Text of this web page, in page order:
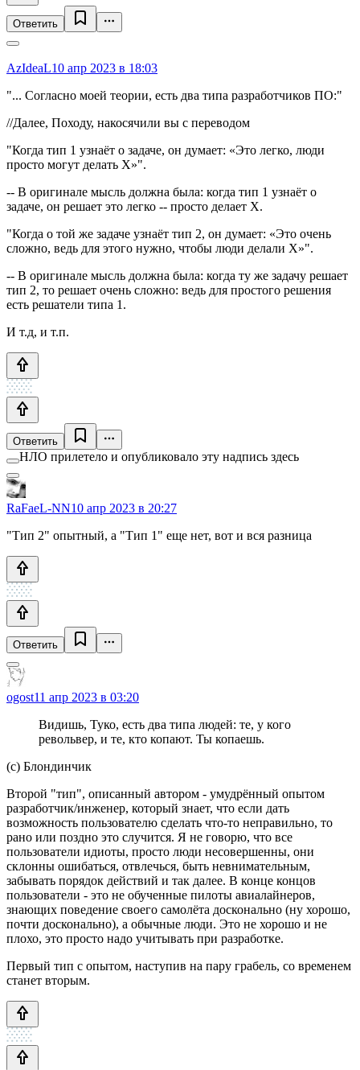
Ответить
AzIdeaL10 апр 2023 в 18:03
"... Согласно моей теории, есть два типа разработчиков ПО:"
//Далее, Походу, накосячили вы с переводом
"Когда тип 1 узнаёт о задаче, он думает: «Это легко, люди
просто могут делать X»".
-- В оригинале мысль должна была: когда тип 1 узнаёт о
задаче, он решает это легко -- просто делает Х.
"Когда о той же задаче узнаёт тип 2, он думает: «Это очень
сложно, ведь для этого нужно, чтобы люди делали X»".
-- В оригинале мысль должна была: когда ту же задачу решает
тип 2, то решает очень сложно: ведь для простого решения
есть решатели типа 1.
И т.д, и т.п.
Ответить
НЛО прилетело и опубликовало эту надпись здесь
RaFaeL-NN10 апр 2023 в 20:27
"Тип 2" опытный, а "Тип 1" еще нет, вот и вся разница
Ответить
ogost11 апр 2023 в 03:20
Видишь, Туко, есть два типа людей: те, у кого
револьвер, и те, кто копают. Ты копаешь.
(c) Блондинчик
Второй "тип", описанный автором - умудрённый опытом
разработчик/инженер, который знает, что если дать
возможность пользователю сделать что-то неправильно, то
рано или поздно это случится. Я не говорю, что все
пользователи идиоты, просто люди несовершенны, они
склонны ошибаться, отвлечься, быть невнимательным,
забывать порядок действий и так далее. В конце концов
пользователи - это не обученные пилоты авиалайнеров,
знающих поведение своего самолёта досконально (ну хорошо,
почти досконально), а обычные люди. Это не хорошо и не
плохо, это просто надо учитывать при разработке.
Первый тип с опытом, наступив на пару грабель, со временем
станет вторым.